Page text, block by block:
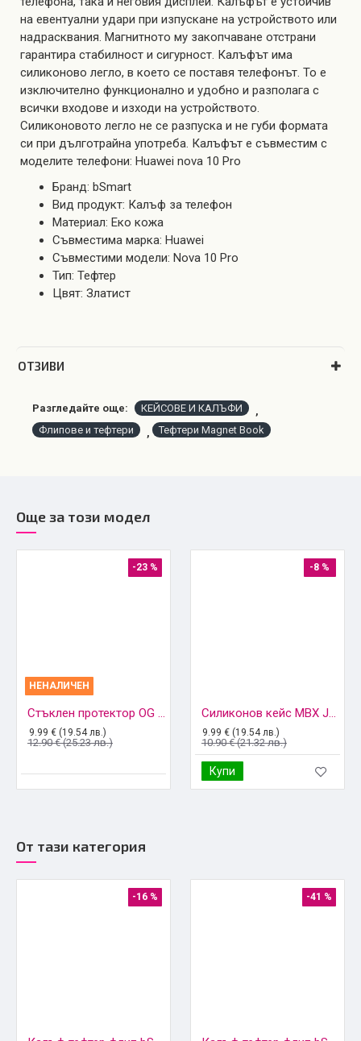
на евентуални удари при изпускане на устройството или
надрасквания. Магнитното му закопчаване отстрани
гарантира стабилност и сигурност. Калъфът има
силиконово легло, в което се поставя телефонът. То е
изключително функционално и удобно и разполага с
всички входове и изходи на устройството.
Силиконовото легло не се разпуска и не губи формата
си при дълготрайна употреба. Калъфът е съвместим с
моделите телефони: Huawei nova 10 Pro
Бранд: bSmart
Вид продукт: Калъф за телефон
Материал: Еко кожа
Съвместима марка: Huawei
Съвместими модели: Nova 10 Pro
Тип: Тефтер
Цвят: Златист
OТЗИВИ
Разгледайте още: КЕЙСОВЕ И КАЛЪФИ
,
Флипове и тефтери
, Тефтери Magnet Book
Още за този модел
-23 %
НЕНАЛИЧЕН
Стъклен протектор OG Premium с цяло лепило без дупка, За Huawei nova 10 Pro, Черен
9.99 € (19.54 лв.)
12.90 € (25.23 лв.)
-8 %
Силиконов кейс MBX Jelly 1.5mm, За Huawei nova 10 Pro, Прозрачен
9.99 € (19.54 лв.)
10.90 € (21.32 лв.)
Купи
От тази категория
-16 % -41 %